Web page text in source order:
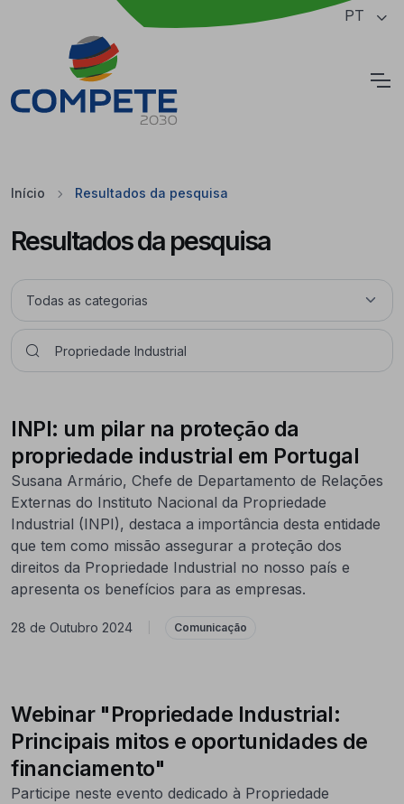
Saltar para o conteúdo principal da página PT
Início Resultados da pesquisa
Resultados da pesquisa
INPI: um pilar na proteção da
propriedade industrial em Portugal
Susana Armário, Chefe de Departamento de Relações
Externas do Instituto Nacional da Propriedade
Industrial (INPI), destaca a importância desta entidade
que tem como missão assegurar a proteção dos
direitos da Propriedade Industrial no nosso país e
apresenta os benefícios para as empresas.
28 de Outubro 2024 Comunicação
Webinar "Propriedade Industrial:
Principais mitos e oportunidades de
financiamento"
Participe neste evento dedicado à Propriedade